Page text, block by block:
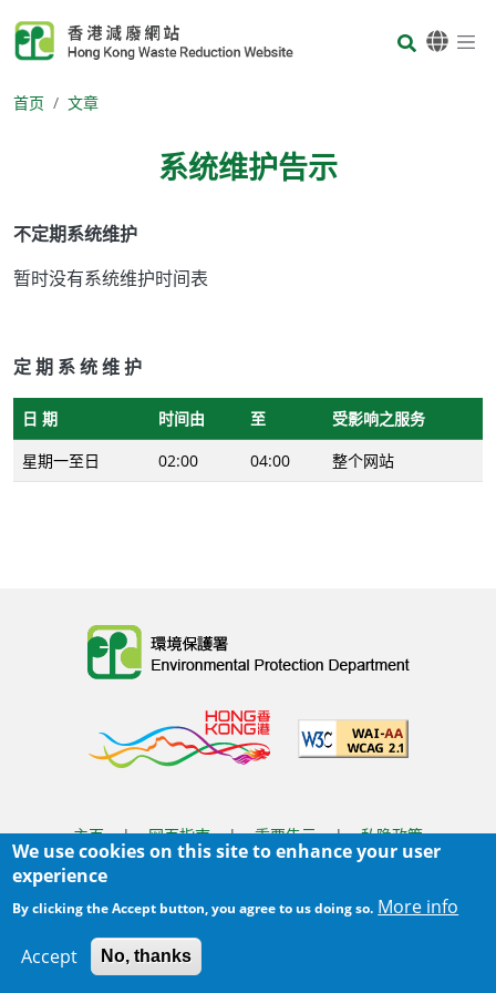
Body
首页 文章
系统维护告示
Body
不定期系统维护
暂时没有系统维护时间表
定 期 系 统 维 护
日 期 时间由 至
受影响之服务
星期一至日
02:00 04:00 整个网站
主页 | 网页指南 | 重要告示 |
私隐政策
We use cookies on this site to enhance your user
experience
By clicking the Accept button, you agree to us doing so. More info
Accept No, thanks